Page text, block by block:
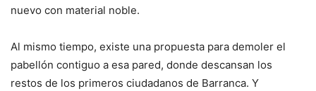
nuevo con material noble.
Al mismo tiempo, existe una propuesta para demoler el
pabellón contiguo a esa pared, donde descansan los
restos de los primeros ciudadanos de Barranca. Y